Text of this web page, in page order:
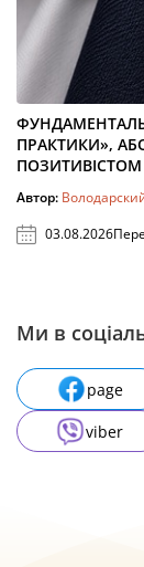
ПРАКТИКИ»,
ПОЗИТИВІСТОМ
Автор:
03.08.2026
Ми в
page
viber